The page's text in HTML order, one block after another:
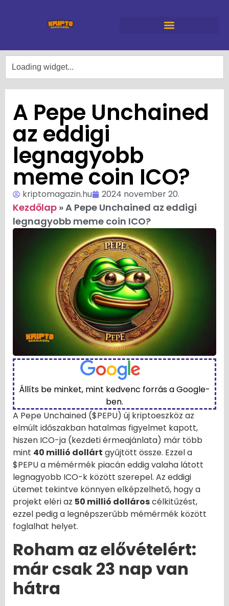
A Pepe Unchained
az eddigi
legnagyobb
meme coin ICO?
kriptomagazin.hu 2024 november 20.
Kezdőlap »A Pepe Unchained az eddigi
legnagyobb meme coin ICO?
Állíts be minket, mint kedvenc forrás a Google-
ben.
A Pepe Unchained ($PEPU) új kriptoeszköz az
elmúlt időszakban hatalmas figyelmet kapott,
hiszen ICO-ja (kezdeti érmeajánlata) már több
mint 40 millió dollárt gyűjtött össze. Ezzel a
$PEPU a mémérmék piacán eddig valaha látott
legnagyobb ICO-k között szerepel. Az eddigi
ütemet tekintve könnyen elképzelhető, hogy a
projekt eléri az 50 millió dollároscélkitűzést,
ezzel pedig a legnépszerűbb mémérmék között
foglalhat helyet.
Roham az elővételért:
már csak 23 nap van
hátra